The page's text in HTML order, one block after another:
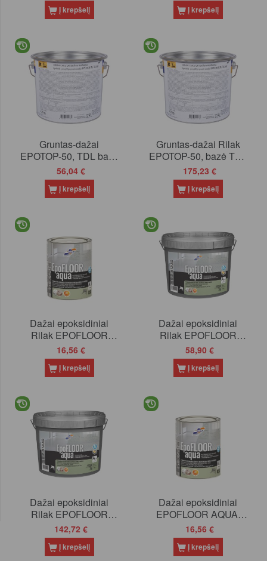
Į krepšelį Į krepšelį
Gruntas-dažai
EPOTOP-50, TDL bazė
(tonuojama), 2.7ltr
56,04 €
Į krepšelį
Gruntas-dažai Rilak
EPOTOP-50, bazė TDL
(tonuojama), 9 l
175,23 €
Į krepšelį
Dažai epoksidiniai
Rilak EPOFLOOR
AQUA, RAL7040, 0.9ltr
16,56 €
Į krepšelį
Dažai epoksidiniai
Rilak EPOFLOOR
AQUA, RAL7040, 3.6l
58,90 €
Į krepšelį
Dažai epoksidiniai
Rilak EPOFLOOR
AQUA, RAL7040, 9l
142,72 €
Į krepšelį
Dažai epoksidiniai
EPOFLOOR AQUA,
bazė A, 0.9l
16,56 €
Į krepšelį